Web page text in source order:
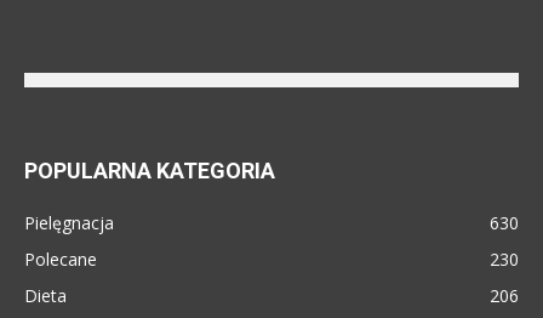
POPULARNA KATEGORIA
Pielęgnacja
630
Polecane
230
Dieta
206